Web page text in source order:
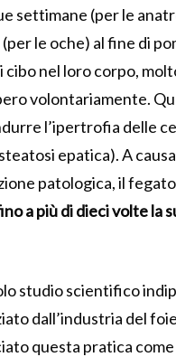
settimane (per le
le oche) al fine di
cibo nel loro corpo,
volontariamente.
l’ipertrofia delle
epatica). A
patologica, il
a più di dieci volte la
studio scientifico
dall’industria del
questa pratica come